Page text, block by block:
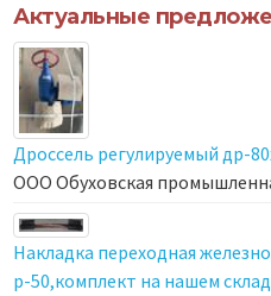
Актуальные
Дроссель регулируемый др-
ООО Обуховская
Накладка переходная
р-50,комплект на нашем